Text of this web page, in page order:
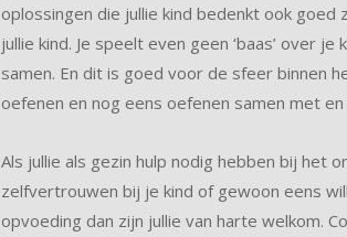
oplossingen die jullie kind bedenkt ook goed
jullie kind. Je speelt even geen ‘baas’ over je
samen. En dit is goed voor de sfeer binnen
oefenen en nog eens oefenen samen met en
Als jullie als gezin hulp nodig hebben bij het
zelfvertrouwen bij je kind of gewoon eens
opvoeding dan zijn jullie van harte welkom.